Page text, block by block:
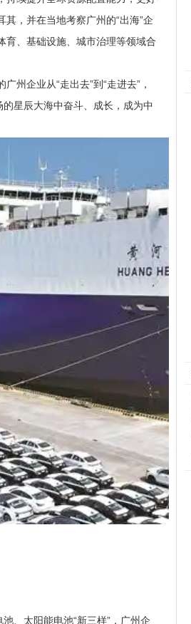
，并在当地考察广州的“出海”企
育、基础设施、城市治理等领域合
州企业从“走出去”到“走进去”，
星辰大海中奋斗、成长，成为中
、太阳能电池“新三样”，广州企